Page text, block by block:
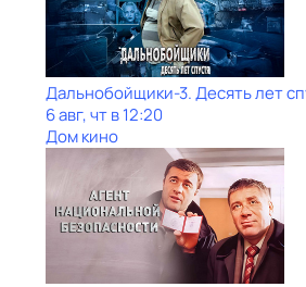
Дальнобойщики-3. Десять лет
6 авг, чт в 12:20
Дом кино